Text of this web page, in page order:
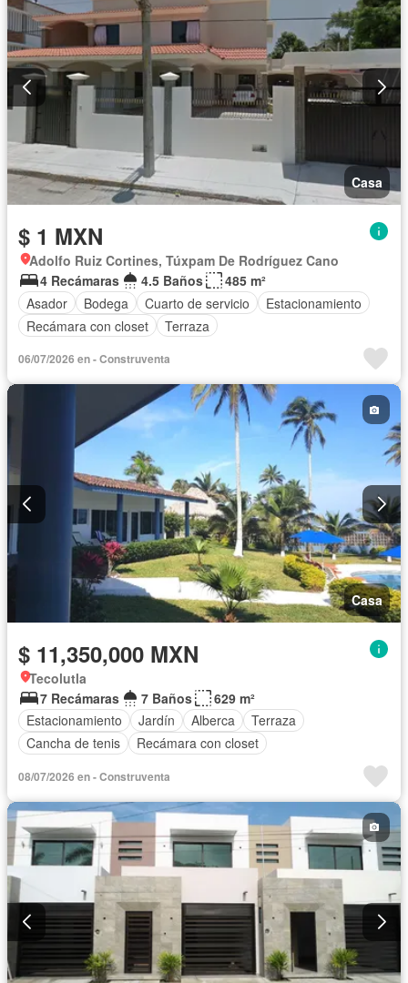
Casa
$ 1 MXN
Adolfo Ruiz Cortines, Túxpam De Rodríguez Cano
4 Recámaras
4.5 Baños
485 m²
Asador
Bodega Cuarto de servicio
Estacionamiento
Recámara con closet
Terraza
06/07/2026 en - Construventa
Casa
$ 11,350,000 MXN
Tecolutla
7 Recámaras
7 Baños
629 m²
Estacionamiento
Jardín Alberca
Terraza
Cancha de tenis
Recámara con closet
08/07/2026 en - Construventa